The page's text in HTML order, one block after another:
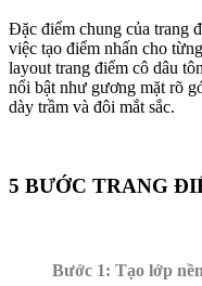
Đặc điểm chung của trang
việc tạo điểm nhấn cho
layout trang điểm cô dâu
nổi bật như gương mặt rõ
dày trầm và đôi mắt sắc.
5 BƯỚC TRANG
Bước 1: Tạo lớp